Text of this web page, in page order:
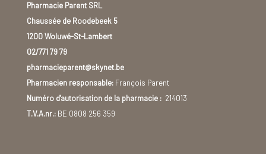
Pharmacie Parent SRL
Chaussée de Roodebeek 5
1200 Woluwé-St-Lambert
02/771 79 79
pharmacieparent@skynet.be
Pharmacien responsable:François Parent
Numéro d'autorisation de la pharmacie :214013
T.V.A.nr.:BE 0808 256 359